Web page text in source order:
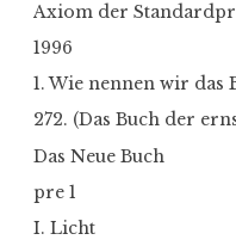
Axiom der
1996
1. Wie nennen wir das
272. (Das Buch der
Das Neue Buch
pre 1
I. Licht